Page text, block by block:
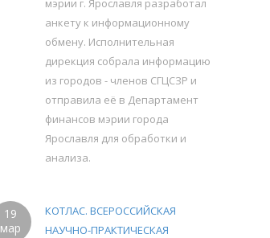
мэрии г. Ярославля разработал
анкету к информационному
обмену. Исполнительная
дирекция собрала информацию
из городов - членов СГЦСЗР и
отправила её в Департамент
финансов мэрии города
Ярославля для обработки и
анализа.
19
мар
КОТЛАС. ВСЕРОССИЙСКАЯ
НАУЧНО-ПРАКТИЧЕСКАЯ